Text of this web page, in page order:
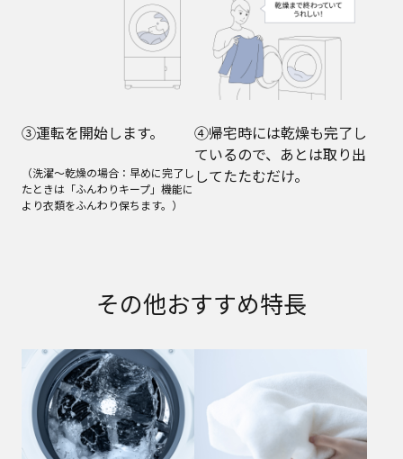
③運転を開始します。
（洗濯～乾燥の場合：早めに完了し
たときは「ふんわりキープ」機能に
より衣類をふんわり保ちます。）
④帰宅時には乾燥も完了し
ているので、あとは取り出
してたたむだけ。
その他おすすめ特長